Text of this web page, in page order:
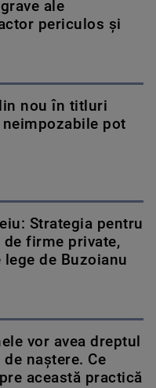
ale
periculos și
nou în titluri
neimpozabile pot
Strategia pentru
firme private,
de Buzoianu
vor avea dreptul
naștere. Ce
această practică